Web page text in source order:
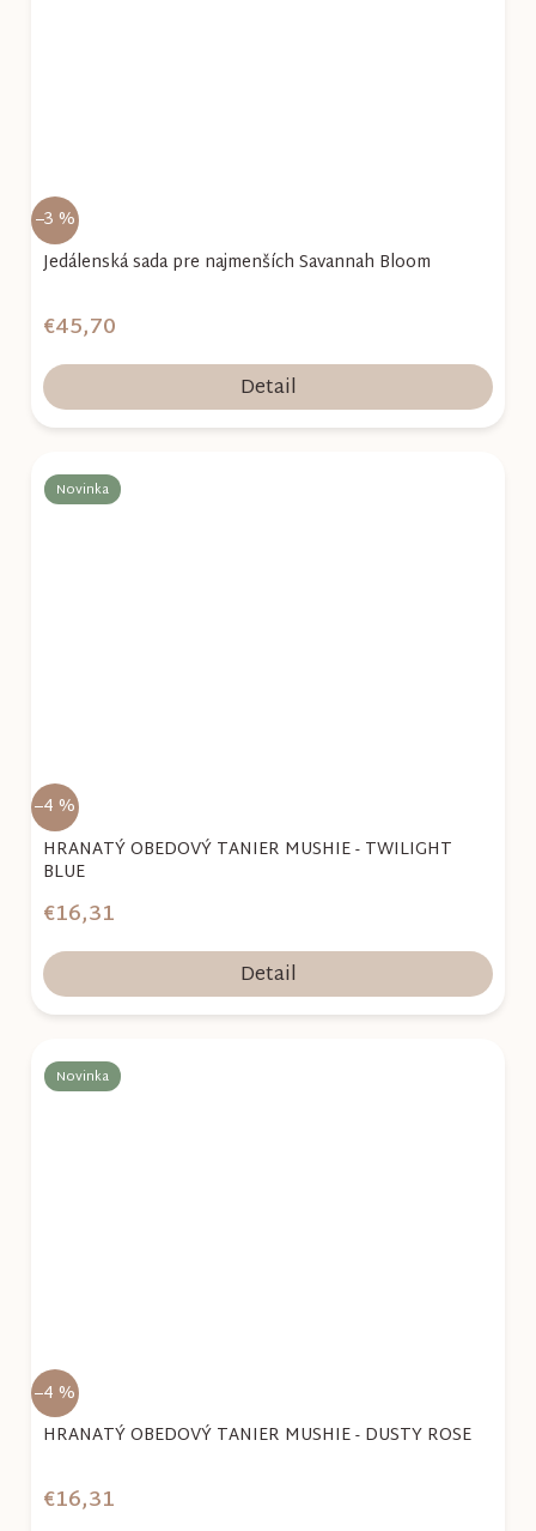
–3 %
Jedálenská sada pre najmenších Savannah Bloom
€45,70
Detail
Novinka
–4 %
HRANATÝ OBEDOVÝ TANIER MUSHIE - TWILIGHT
BLUE
€16,31
Detail
Novinka
–4 %
HRANATÝ OBEDOVÝ TANIER MUSHIE - DUSTY ROSE
€16,31